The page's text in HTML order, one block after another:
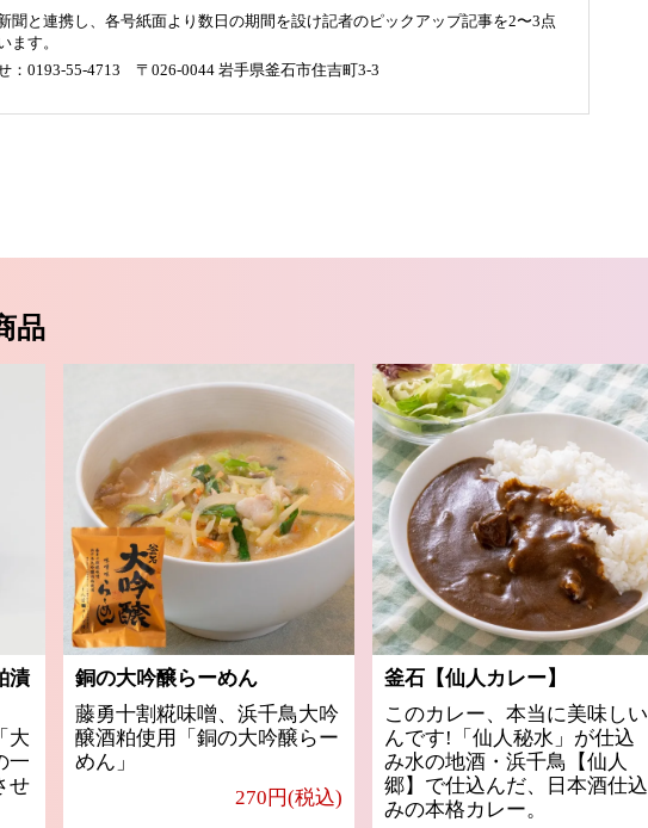
聞と連携し、各号紙面より数日の期間を設け記者のピックアップ記事を2〜3点
ます。
：0193-55-4713 〒026-0044 岩手県釜石市住吉町3-3
品
漬
大
一
せ
銅の大吟醸らーめん
藤勇十割糀味噌、浜千鳥大吟
醸酒粕使用「銅の大吟醸らー
めん」
270円(税込)
釜石【仙人カレー】
このカレー、本当に美味しい
んです!「仙人秘水」が仕込
み水の地酒・浜千鳥【仙人
郷】で仕込んだ、日本酒仕込
みの本格カレー。